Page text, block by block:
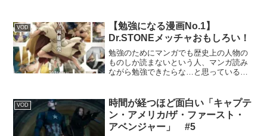
今1番ハマって観ています！爆笑問題の太
田さんとくりぃむしちゅーの上田さんが
視聴者のメールを読み2人で話すラジオ感
覚で楽しめる番組なので
VOD
【勉強になる漫画No.1】
Dr.STONEメッチャおもしろい！
勉強のためにマンガでも歴史上の人物の
ものしか読まないという人、マンガ読み
ながら勉強できたらな…と思っている人
はジャンプで連載中の漫画で科学のこと
が学べる上にストーリーも展開が読めな
くて、毎回ハラハラしながら読んでいま
す！
VOD
時間が経つほど面白い「キャプテ
ン・アメリカ/ザ・ファースト・
アベンジャー」 #5